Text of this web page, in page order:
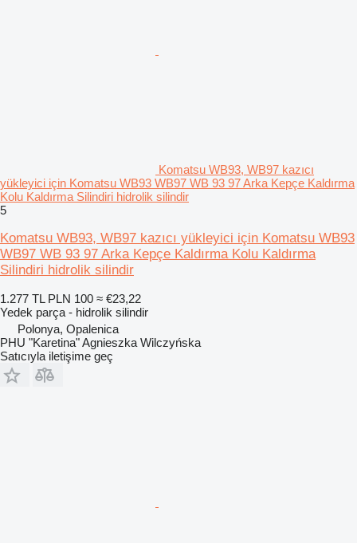
Komatsu WB93, WB97 kazıcı
yükleyici için Komatsu WB93 WB97 WB 93 97 Arka Kepçe Kaldırma
Kolu Kaldırma Silindiri hidrolik silindir
5
Komatsu WB93, WB97 kazıcı yükleyici için Komatsu WB93
WB97 WB 93 97 Arka Kepçe Kaldırma Kolu Kaldırma
Silindiri hidrolik silindir
1.277 TL PLN 100 ≈ €23,22
Yedek parça - hidrolik silindir
Polonya, Opalenica
PHU "Karetina" Agnieszka Wilczyńska
Satıcıyla iletişime geç